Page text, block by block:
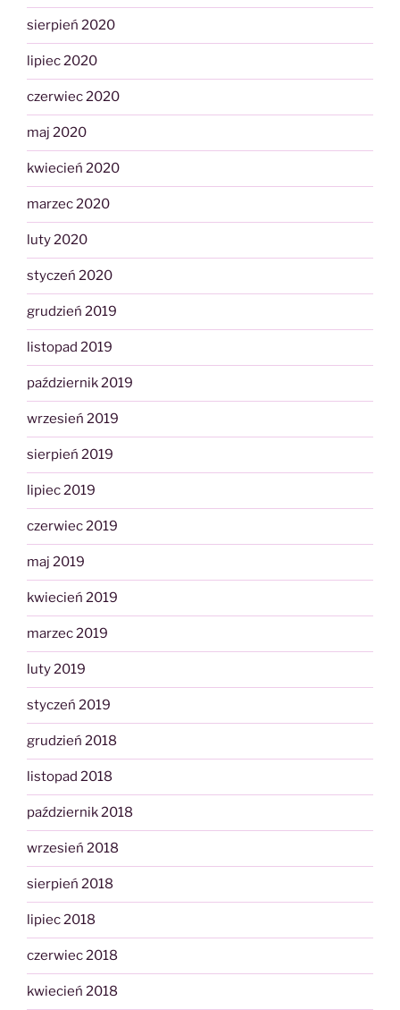
sierpień 2020
lipiec 2020
czerwiec 2020
maj 2020
kwiecień 2020
marzec 2020
luty 2020
styczeń 2020
grudzień 2019
listopad 2019
październik 2019
wrzesień 2019
sierpień 2019
lipiec 2019
czerwiec 2019
maj 2019
kwiecień 2019
marzec 2019
luty 2019
styczeń 2019
grudzień 2018
listopad 2018
październik 2018
wrzesień 2018
sierpień 2018
lipiec 2018
czerwiec 2018
kwiecień 2018